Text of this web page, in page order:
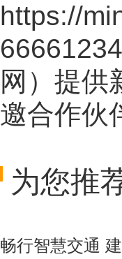
https://
网 ）提供
邀合作伙
为您推
畅行智慧交通